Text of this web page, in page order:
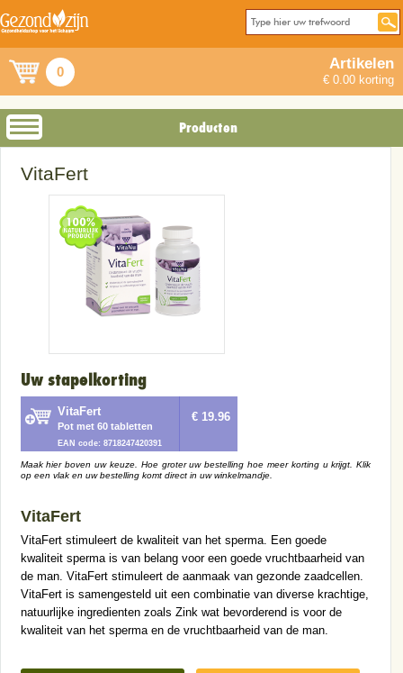
0 Artikelen
€ 0.00 korting
Producten
VitaFert
Uw stapelkorting
VitaFert
Pot met 60 tabletten
EAN code: 8718247420391
€ 19.96
Maak hier boven uw keuze. Hoe groter uw bestelling hoe meer korting u krijgt. Klik
op een vlak en uw bestelling komt direct in uw winkelmandje.
VitaFert
VitaFert stimuleert de kwaliteit van het sperma. Een goede
kwaliteit sperma is van belang voor een goede vruchtbaarheid van
de man. VitaFert stimuleert de aanmaak van gezonde zaadcellen.
VitaFert is samengesteld uit een combinatie van diverse krachtige,
natuurlijke ingredienten zoals Zink wat bevorderend is voor de
kwaliteit van het sperma en de vruchtbaarheid van de man.